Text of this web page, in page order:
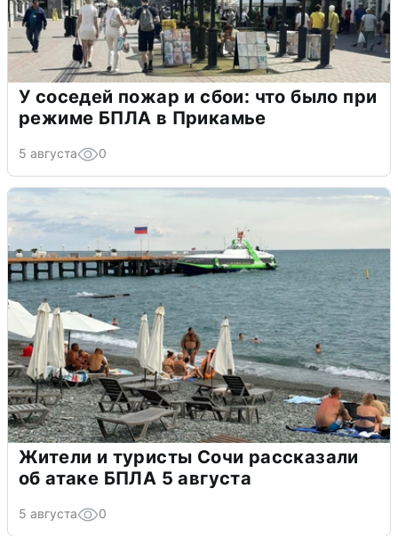
У соседей пожар и сбои: что было при
режиме БПЛА в Прикамье
5 августа 0
Жители и туристы Сочи рассказали
об атаке БПЛА 5 августа
5 августа 0